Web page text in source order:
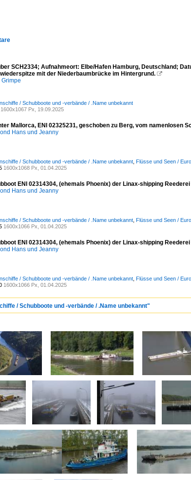
SCH2334; Aufnahmeort: Elbe/Hafen Hamburg, Deutschland;
mit der Niederbaumbrücke im Hintergrund. 
Grimpe
/ Schubboote und -verbände / .Name unbekannt
1600x1067 Px, 19.09.2025
Mallorca, ENI 02325231, geschoben zu Berg, vom namenlosen
Hans und Jeanny
/ Schubboote und -verbände / .Name unbekannt Flüsse und Seen /
1600x1068 Px, 01.04.2025
ENI 02314304, (ehemals Phoenix) der Linax-shipping
Hans und Jeanny
/ Schubboote und -verbände / .Name unbekannt Flüsse und Seen /
1600x1066 Px, 01.04.2025
ENI 02314304, (ehemals Phoenix) der Linax-shipping
Hans und Jeanny
/ Schubboote und -verbände / .Name unbekannt Flüsse und Seen /
1600x1066 Px, 01.04.2025
/ Schubboote und -verbände / .Name unbekannt"